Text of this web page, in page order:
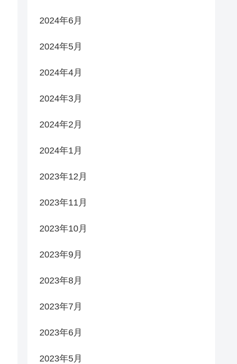
2024年6月
2024年5月
2024年4月
2024年3月
2024年2月
2024年1月
2023年12月
2023年11月
2023年10月
2023年9月
2023年8月
2023年7月
2023年6月
2023年5月